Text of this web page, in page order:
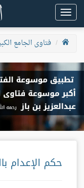
Toggle
navigation
فتاوى الجامع
حكم الإعدام